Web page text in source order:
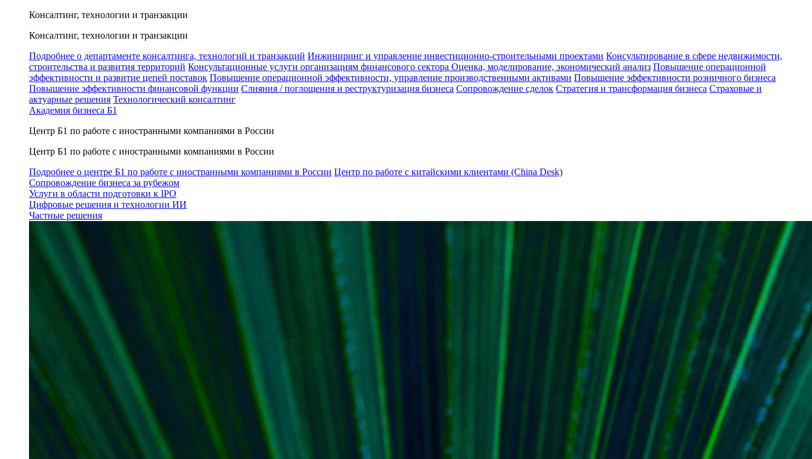
Консалтинг, технологии и транзакции
Консалтинг, технологии и транзакции
Подробнее о департаменте консалтинга, технологий и транзакций Инжиниринг и управление инвестиционно-строительными проектами Консультирование в сфере недвижимости,
строительства и развития территорий Консультационные услуги организациям финансового сектора Оценка, моделирование, экономический анализ Повышение операционной
эффективности и развитие цепей поставок Повышение операционной эффективности, управление производственными активами Повышение эффективности розничного бизнеса
Повышение эффективности финансовой функции Слияния / поглощения и реструктуризация бизнеса Сопровождение сделок Стратегия и трансформация бизнеса Страховые и
актуарные решения Технологический консалтинг
Академия бизнеса Б1
Центр Б1 по работе с иностранными компаниями в России
Центр Б1 по работе с иностранными компаниями в России
Подробнее о центре Б1 по работе с иностранными компаниями в России Центр по работе с китайскими клиентами (China Desk)
Сопровождение бизнеса за рубежом
Услуги в области подготовки к IPO
Цифровые решения и технологии ИИ
Частные решения